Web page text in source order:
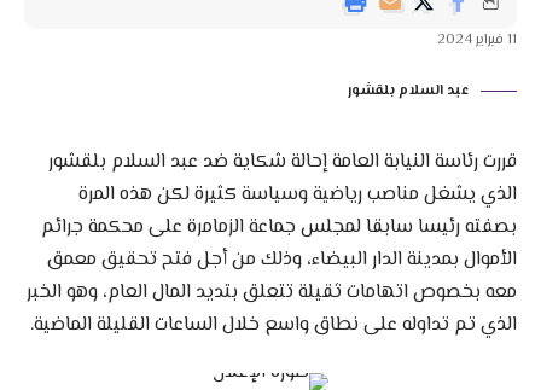
عبد السلام بلقشور
قررت رئاسة النيابة العامة إحالة شكاية ضد عبد السلام بلقشور
الذي يشغل مناصب رياضية وسياسة كثيرة لكن هذه المرة
بصفته رئيسا سابقا لمجلس جماعة الزمامرة على محكمة جرائم
الأموال بمدينة الدار البيضاء، وذلك من أجل فتح تحقيق معمق
معه بخصوص اتهامات ثقيلة تتعلق بتديد المال العام، وهو الخبر
الذي تم تداوله على نطاق واسع خلال الساعات القليلة الماضية.